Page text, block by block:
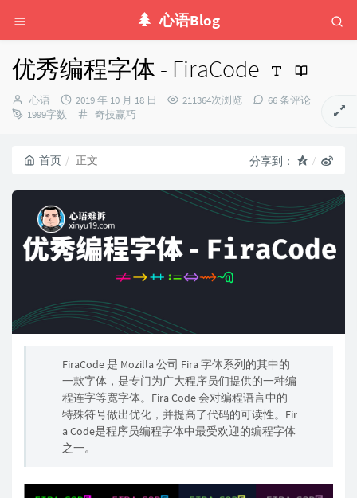
心语Blog
优秀编程字体 - FiraCode
博
主：
心语
发
布
2019 年 10 月 18 日 211364次浏览
66 条评论
1999字数
分
奇技赢巧
首页 正文 分享到：
FiraCode 是 Mozilla 公司 Fira 字体系列的其中的
一款字体，是专门为广大程序员们提供的一种编
程连字等宽字体。Fira Code 会对编程语言中的
特殊符号做出优化，并提高了代码的可读性。Fir
a Code是程序员编程字体中最受欢迎的编程字体
之一。